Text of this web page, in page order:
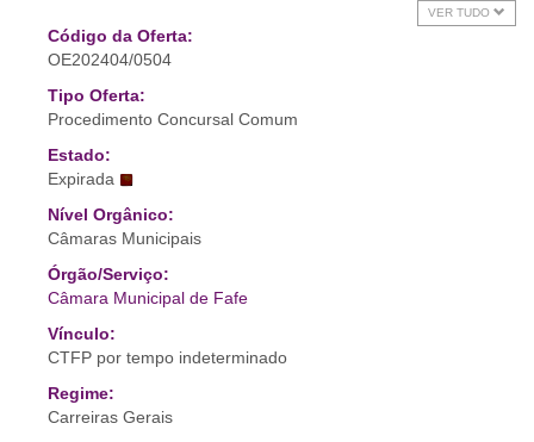
VER TUDO
Código da Oferta:
OE202404/0504
Tipo Oferta:
Procedimento Concursal Comum
Estado:
Expirada
Nível Orgânico:
Câmaras Municipais
Órgão/Serviço:
Câmara Municipal de Fafe
Vínculo:
CTFP por tempo indeterminado
Regime:
Carreiras Gerais